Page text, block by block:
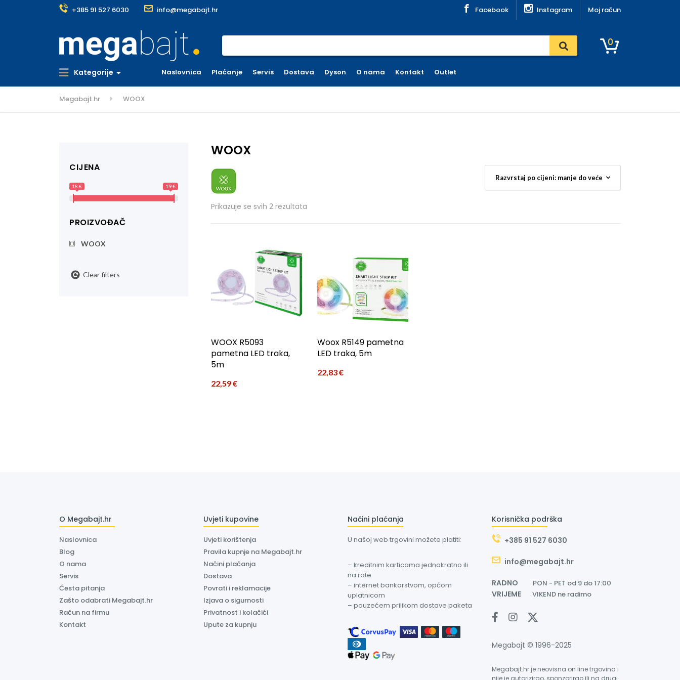
+385 91 527 6030 info@megabajt.hr Facebook Instagram Moj račun
0
Kategorije Naslovnica Plaćanje Servis Dostava Dyson O nama Kontakt Outlet
Megabajt.hr WOOX
WOOX
Prikazuje se svih 2 rezultata
WOOX R5093
pametna LED traka,
5m
22,59€
Woox R5149 pametna
LED traka, 5m
22,83€
CIJENA
18 € 19 €
PROIZVOĐAČ
WOOX
Clear filters
O Megabajt.hr
Naslovnica
Blog
O nama
Servis
Česta pitanja
Zašto odabrati Megabajt.hr
Račun na firmu
Kontakt
Uvjeti kupovine
Uvjeti korištenja
Pravila kupnje na Megabajt.hr
Načini plaćanja
Dostava
Povrati i reklamacije
Izjava o sigurnosti
Privatnost i kolačići
Upute za kupnju
Načini plaćanja
U našoj web trgovini možete platiti:
– kreditnim karticama jednokratno ili
na rate
– internet bankarstvom, općom
uplatnicom
– pouzećem prilikom dostave paketa
Korisnička podrška
+385 91 527 6030
info@megabajt.hr
RADNO PON - PET od 9 do 17:00
VRIJEME VIKEND ne radimo
Megabajt © 1996-2025
Megabajt.hr je neovisna on line trgovina i
nije je autorizirao, sponzorirao ili na drugi